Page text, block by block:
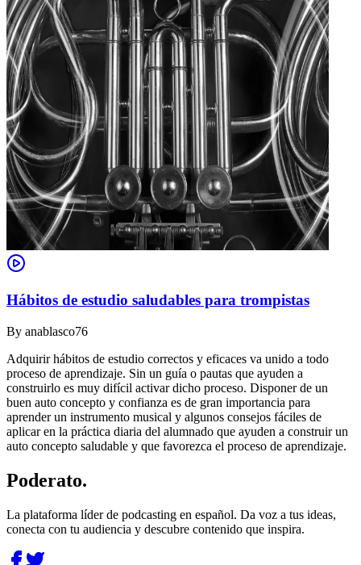
Hábitos de estudio saludables para trompistas
By anablasco76
Adquirir hábitos de estudio correctos y eficaces va unido a todo
proceso de aprendizaje. Sin un guía o pautas que ayuden a
construirlo es muy difícil activar dicho proceso. Disponer de un
buen auto concepto y confianza es de gran importancia para
aprender un instrumento musical y algunos consejos fáciles de
aplicar en la práctica diaria del alumnado que ayuden a construir un
auto concepto saludable y que favorezca el proceso de aprendizaje.
Poderato.
La plataforma líder de podcasting en español. Da voz a tus ideas,
conecta con tu audiencia y descubre contenido que inspira.